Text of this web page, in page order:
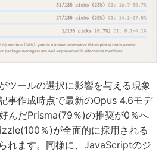
ツールの選択に影響を与える現象
事作成時点で最新のOpus 4.6モデ
んだPrisma(79％)の推奨が0％へ
％)が全面的に採用される
れます。同様に、JavaScriptのジ